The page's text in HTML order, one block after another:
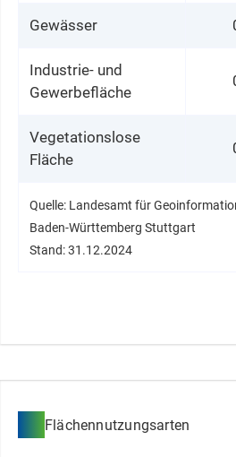
Gewässer
Industrie- und
Gewerbefläche
Vegetationslose
Fläche
Quelle: Landesamt für
Baden-Württemberg Stuttgart
Stand: 31.12.2024
Flächennutzungsarten